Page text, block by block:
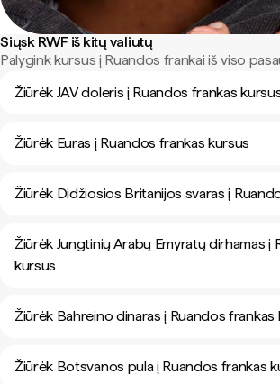
Siųsk RWF iš kitų valiutų
Palygink kursus į Ruandos frankai iš viso
Žiūrėk JAV doleris į Ruandos frankas
Žiūrėk Euras į Ruandos frankas kursus
Žiūrėk Didžiosios Britanijos svaras į
Žiūrėk Jungtinių Arabų Emyratų dirhamas į
kursus
Žiūrėk Bahreino dinaras į Ruandos frankas
Žiūrėk Botsvanos pula į Ruandos frankas